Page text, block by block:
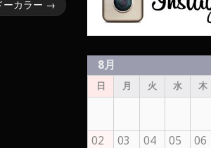
ーカラー →
8月
日 月 火 水 木
02 03 04 05 06